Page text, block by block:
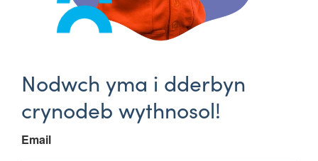
Nodwch yma i dderbyn
crynodeb wythnosol!
Email